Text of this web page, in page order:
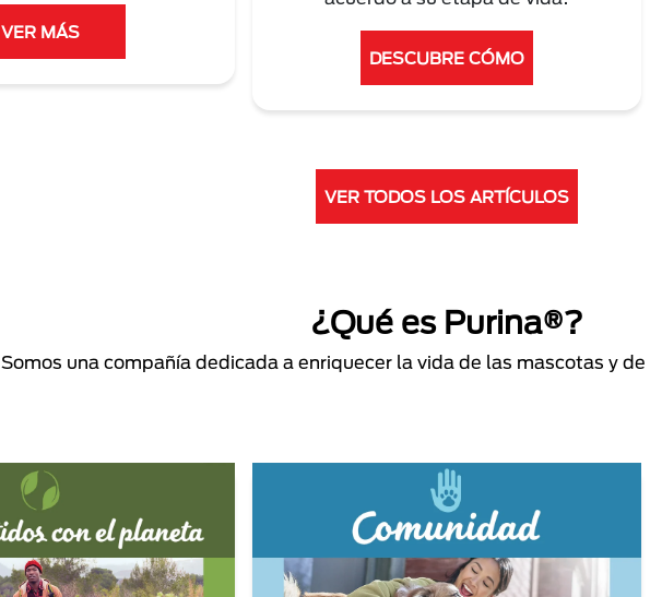
VER MÁS
DESCUBRE CÓMO
VER TODOS LOS ARTÍCULOS
¿Qué es Purina®?
Somos una compañía dedicada a enriquecer la vida de las mascotas y